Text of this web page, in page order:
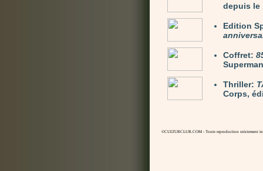
depuis le
Edition
Coffret:
Thriller:
Corps,
©CULTURCLUB.COM - Toute reproduction strictement